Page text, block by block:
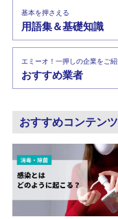
基本を押さえる
用語集＆基礎知識
エミーオ！一押しの企業をご
おすすめ業者
おすすめコンテンツ